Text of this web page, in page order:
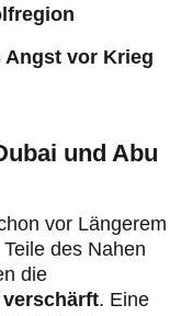
Angst vor Krieg
und Abu
vor Längerem
des Nahen
die
verschärft. Eine